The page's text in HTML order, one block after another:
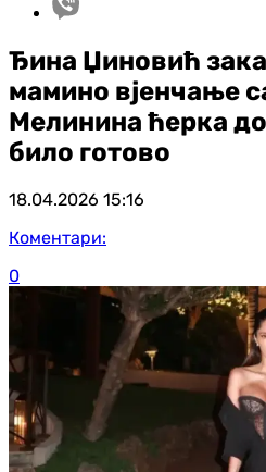
Ђина Џиновић
мамино вјенчање
Мелинина ћерка
било готово
18.04.2026 15:16
Коментари:
0